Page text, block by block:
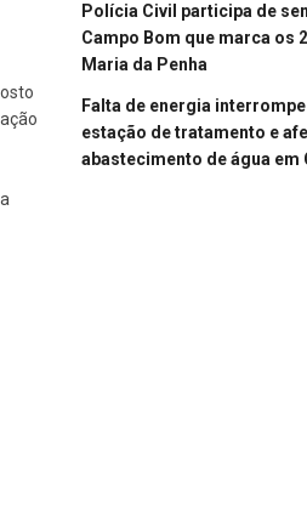
Polícia Civil participa de
Campo Bom que marca os
Maria da Penha
Falta de energia
estação de tratamento e
abastecimento de água em